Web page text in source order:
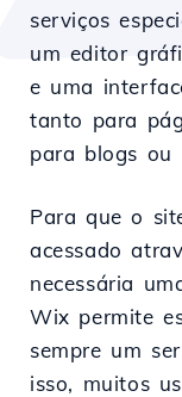
serviços
um editor
e uma
tanto para
para blogs ou
Para que o
acessado
necessária
Wix permite
sempre um
isso, muitos